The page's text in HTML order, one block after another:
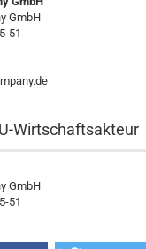
GmbH
51
Wirtschaftsakteur
GmbH
51